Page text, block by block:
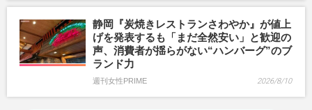
静岡『炭焼きレストランさわやか』が値上
げを発表するも「まだ全然安い」と歓迎の
声、消費者が揺らがない“ハンバーグ”のブ
ランド力
週刊女性PRIME 2026/8/10